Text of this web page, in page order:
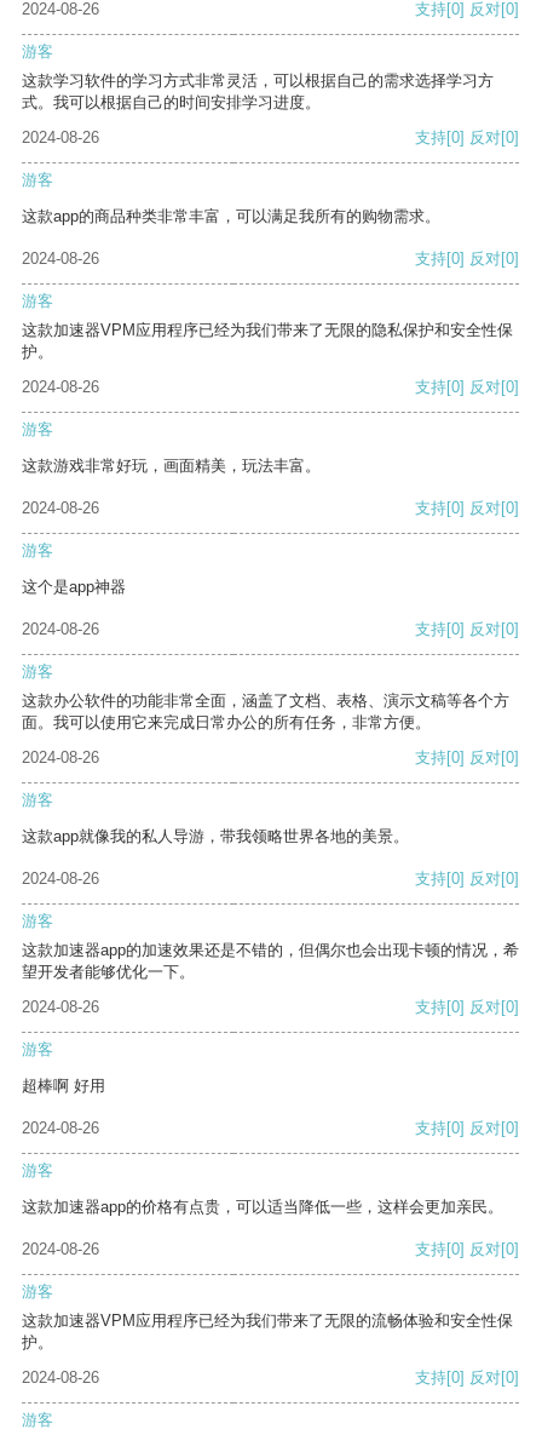
2024-08-26
支持[0] 反对[0]
游客
这款学习软件的学习方式非常灵活，可以根据自己的需求选择学习方
式。我可以根据自己的时间安排学习进度。
2024-08-26
支持[0] 反对[0]
游客
这款app的商品种类非常丰富，可以满足我所有的购物需求。
2024-08-26 支持[0] 反对[0]
游客
这款加速器VPM应用程序已经为我们带来了无限的隐私保护和安全性保
护。
2024-08-26
支持[0] 反对[0]
游客
这款游戏非常好玩，画面精美，玩法丰富。
2024-08-26 支持[0] 反对[0]
游客
这个是app神器
2024-08-26 支持[0] 反对[0]
游客
这款办公软件的功能非常全面，涵盖了文档、表格、演示文稿等各个方
面。我可以使用它来完成日常办公的所有任务，非常方便。
2024-08-26
支持[0] 反对[0]
游客
这款app就像我的私人导游，带我领略世界各地的美景。
2024-08-26 支持[0] 反对[0]
游客
这款加速器app的加速效果还是不错的，但偶尔也会出现卡顿的情况，希
望开发者能够优化一下。
2024-08-26
支持[0] 反对[0]
游客
超棒啊 好用
2024-08-26 支持[0] 反对[0]
游客
这款加速器app的价格有点贵，可以适当降低一些，这样会更加亲民。
2024-08-26 支持[0] 反对[0]
游客
这款加速器VPM应用程序已经为我们带来了无限的流畅体验和安全性保
护。
2024-08-26
支持[0] 反对[0]
游客